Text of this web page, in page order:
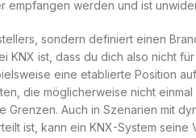
empfangen werden und ist
sondern definiert einen
KNX ist, dass du dich also nicht
eine etablierte Position
die möglicherweise nicht
Auch in Szenarien mit
ist, kann ein KNX-System seine